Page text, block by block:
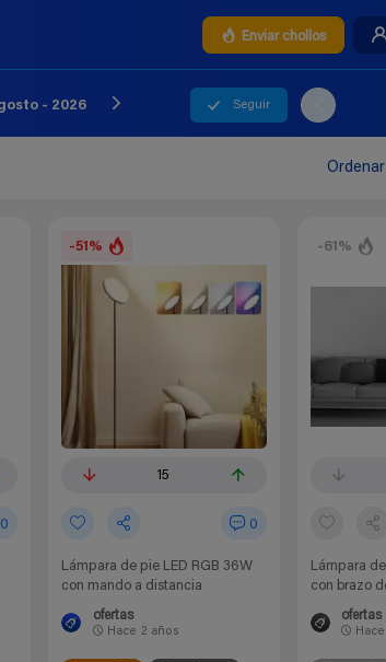
Enviar chollos
- 2026 Seguir
Ordenar
0
-51%
15
0
Lámpara de pie LED RGB 36W
con mando a distancia
ofertas
Hace 2 años
-61%
Lámpara
con brazo
ofertas
Hace